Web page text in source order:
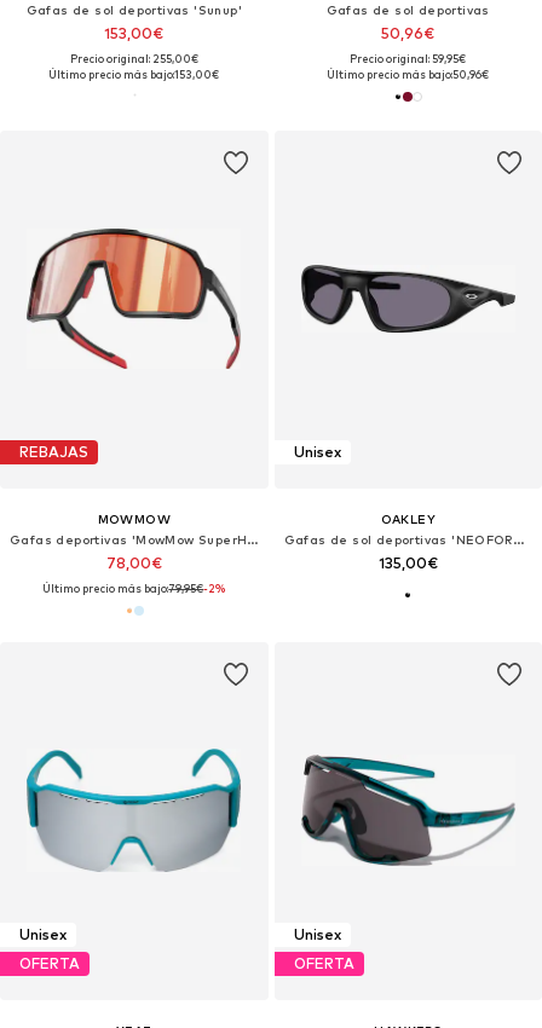
Gafas de sol deportivas 'Sunup'
153,00€
Precio original: 255,00€
Último precio más bajo:153,00€
Gafas de sol deportivas
50,96€
Precio original: 59,95€
Último precio más bajo:50,96€
REBAJAS
MOWMOW
Gafas deportivas 'MowMow SuperHero - Photochromic Lens - Men - Women'
78,00€
Último precio más bajo:79,95€-2%
Unisex
OAKLEY
Gafas de sol deportivas 'NEOFORMA'
135,00€
Unisex
OFERTA
Unisex
OFERTA